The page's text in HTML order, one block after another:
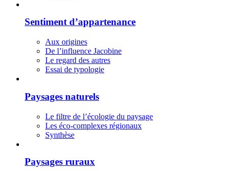
Sentiment d’appartenance
Aux origines
De l’influence Jacobine
Le regard des autres
Essai de typologie
Paysages naturels
Le filtre de l’écologie du paysage
Les éco-complexes régionaux
Synthèse
Paysages ruraux